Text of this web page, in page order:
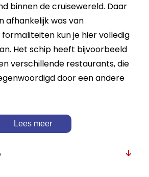
binnen de cruisewereld. Daar
afhankelijk was van
kun je hier volledig
Het schip heeft bijvoorbeeld
verschillende restaurants, die
door een andere
Lees meer